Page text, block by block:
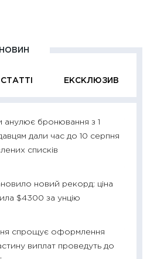
СТАТТІ ЕКСКЛЮЗИВ
анулює бронювання з 1
дали час до 10 серпня
списків
новий рекорд: ціна
$4300 за унцію
спрощує оформлення
виплат проведуть до